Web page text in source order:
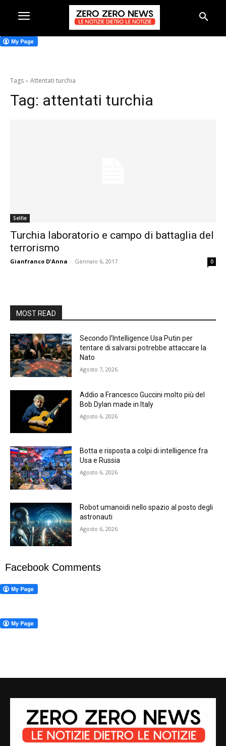
Tags Attentati turchia
Tag: attentati turchia
Selfie
Turchia laboratorio e campo di battaglia del
terrorismo
Gianfranco D'Anna - Gennaio 6, 2017 0
MOST READ
Secondo l’Intelligence Usa Putin per
tentare di salvarsi potrebbe attaccare la
Nato
Agosto 7, 2026
Addio a Francesco Guccini molto più del
Bob Dylan made in Italy
Agosto 6, 2026
Botta e risposta a colpi di intelligence fra
Usa e Russia
Agosto 6, 2026
Robot umanoidi nello spazio al posto degli
astronauti
Agosto 6, 2026
Facebook Comments